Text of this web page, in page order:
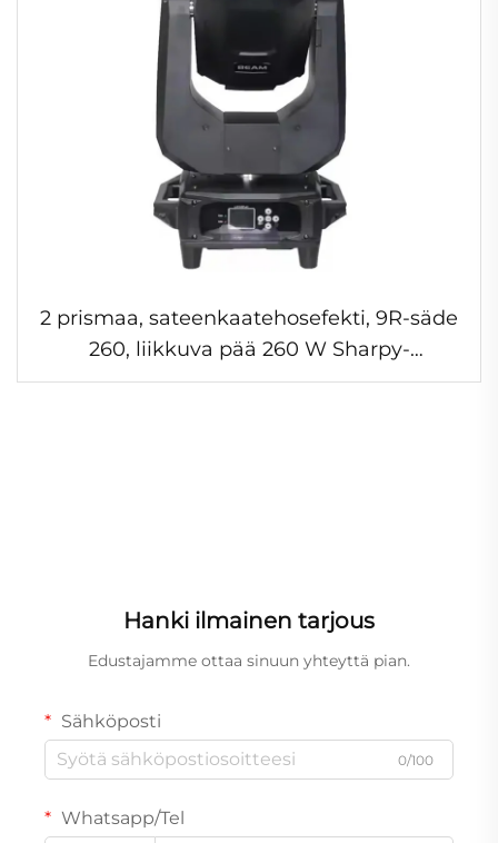
2 prismaa, sateenkaatehosefekti, 9R-säde
260, liikkuva pää 260 W Sharpy-
liikkuvasädevalo discolle, klubeille, lavalle,
Hanki ilmainen tarjous
Edustajamme ottaa sinuun yhteyttä pian.
Sähköposti
0/100
Whatsapp/Tel